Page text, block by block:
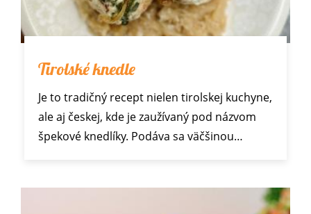
Tirolské knedle
Je to tradičný recept nielen tirolskej kuchyne,
ale aj českej, kde je zaužívaný pod názvom
špekové knedlíky. Podáva sa väčšinou…